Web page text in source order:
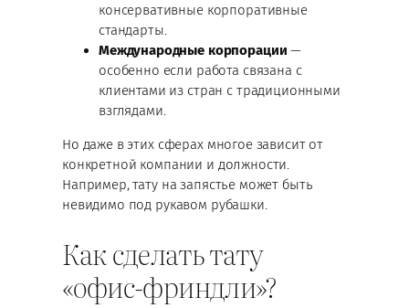
консервативные корпоративные
стандарты.
Международные корпорации —
особенно если работа связана с
клиентами из стран с традиционными
взглядами.
Но даже в этих сферах многое зависит от
конкретной компании и должности.
Например, тату на запястье может быть
невидимо под рукавом рубашки.
Как сделать тату
«офис-фриндли»?